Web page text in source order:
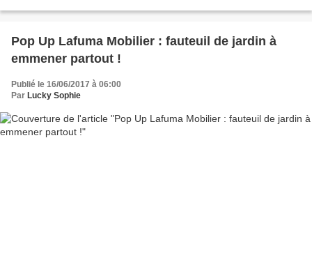
Pop Up Lafuma Mobilier : fauteuil de jardin à
emmener partout !
Publié le 16/06/2017 à 06:00
Par Lucky Sophie